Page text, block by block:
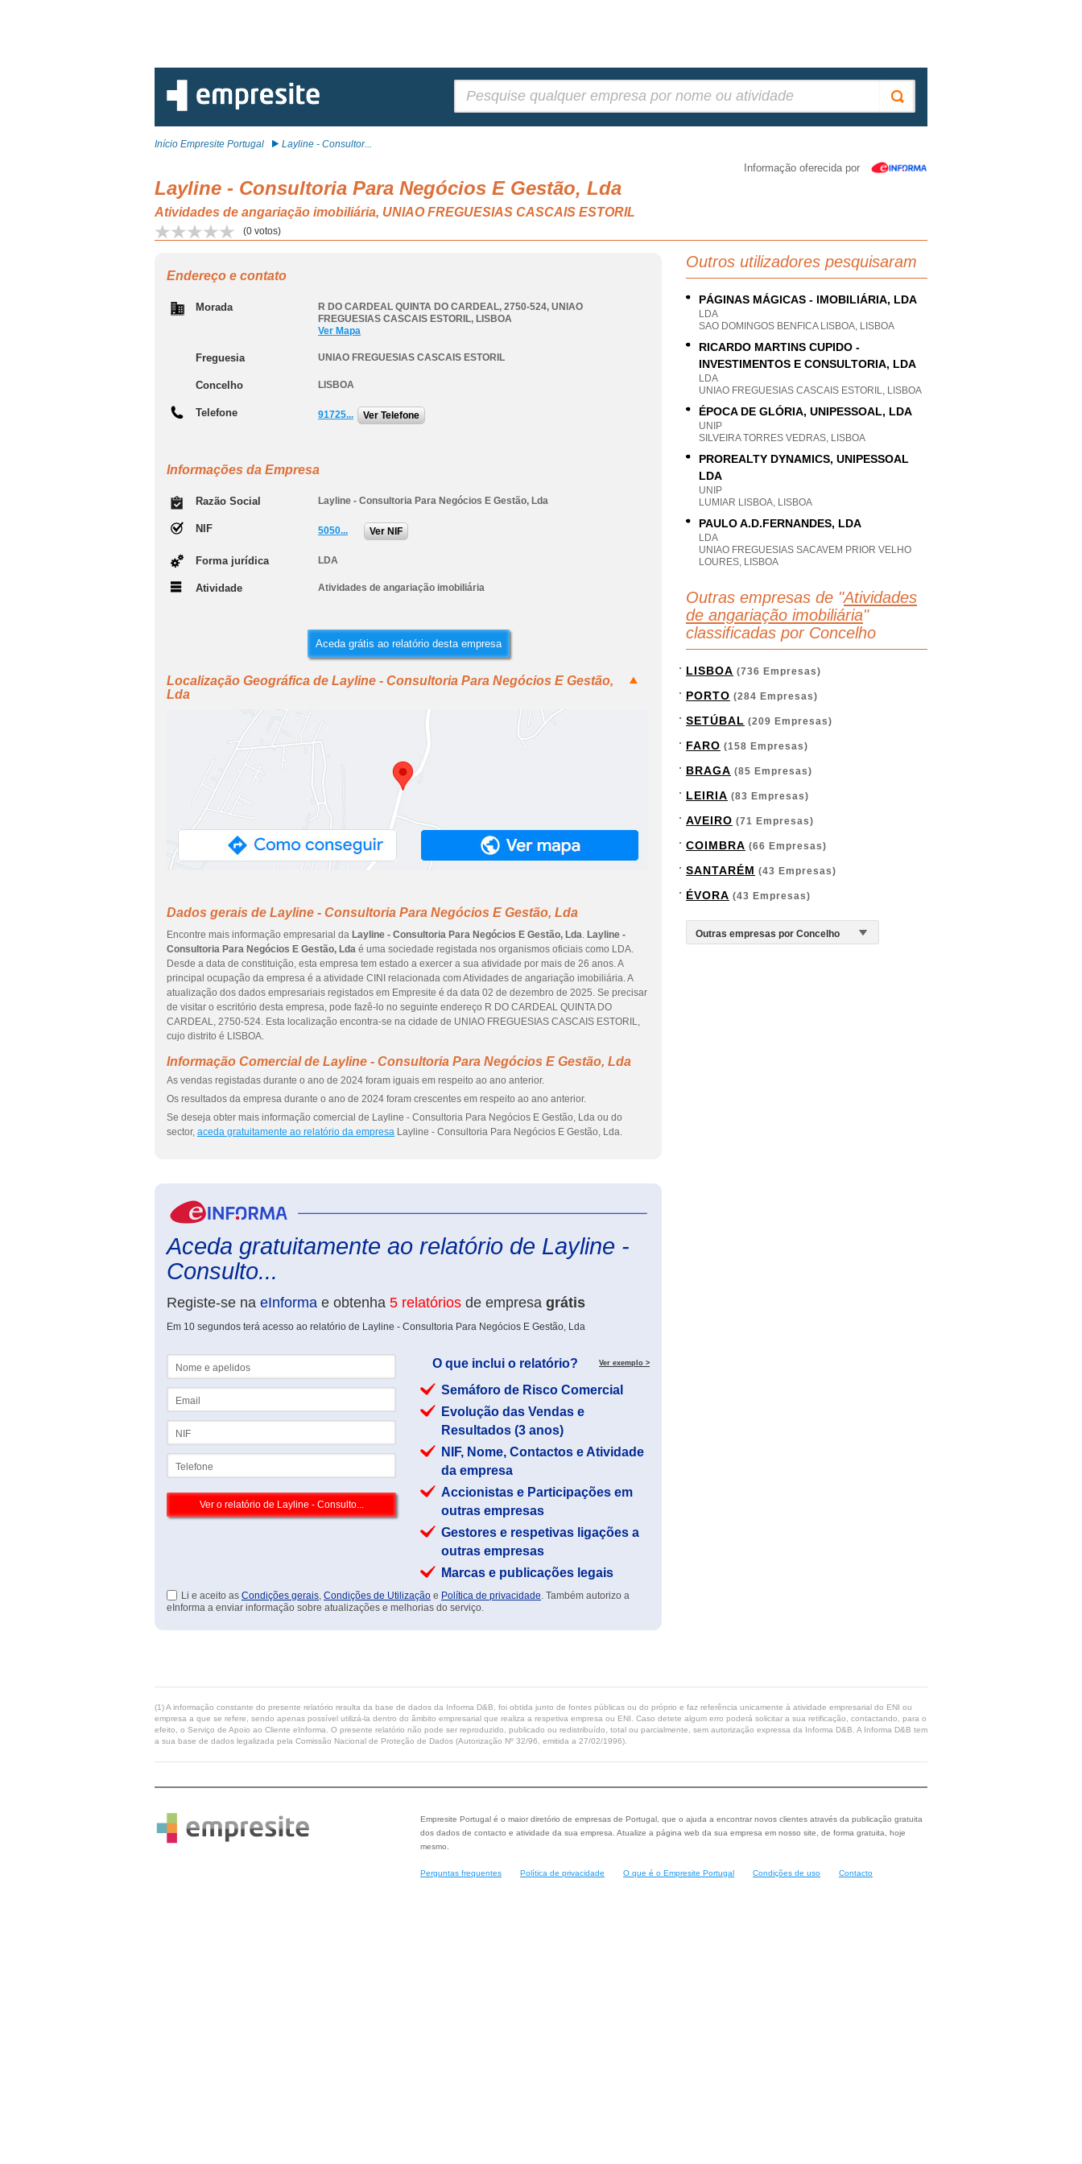
Início Empresite Portugal Layline - Consultor...
Informação oferecida por
Layline - Consultoria Para Negócios E Gestão, Lda
Atividades de angariação imobiliária, UNIAO FREGUESIAS CASCAIS ESTORIL
(0 votos)
Endereço e contato
Morada R DO CARDEAL QUINTA DO CARDEAL, 2750-524, UNIAO
FREGUESIAS CASCAIS ESTORIL, LISBOA
Ver Mapa
Freguesia UNIAO FREGUESIAS CASCAIS ESTORIL
Concelho LISBOA
Telefone 91725... Ver Telefone
Informações da Empresa
Razão Social Layline - Consultoria Para Negócios E Gestão, Lda
NIF 5050... Ver NIF
Forma jurídica LDA
Atividade Atividades de angariação imobiliária
Aceda grátis ao relatório desta empresa
Localização Geográfica de Layline - Consultoria Para Negócios E Gestão,
Lda
Dados gerais de Layline - Consultoria Para Negócios E Gestão, Lda
Encontre mais informação empresarial da Layline - Consultoria Para Negócios E Gestão, Lda. Layline -
Consultoria Para Negócios E Gestão, Lda é uma sociedade registada nos organismos oficiais como LDA.
Desde a data de constituição, esta empresa tem estado a exercer a sua atividade por mais de 26 anos. A
principal ocupação da empresa é a atividade CINI relacionada com Atividades de angariação imobiliária. A
atualização dos dados empresariais registados em Empresite é da data 02 de dezembro de 2025. Se precisar
de visitar o escritório desta empresa, pode fazê-lo no seguinte endereço R DO CARDEAL QUINTA DO
CARDEAL, 2750-524. Esta localização encontra-se na cidade de UNIAO FREGUESIAS CASCAIS ESTORIL,
cujo distrito é LISBOA.
Informação Comercial de Layline - Consultoria Para Negócios E Gestão, Lda
As vendas registadas durante o ano de 2024 foram iguais em respeito ao ano anterior.
Os resultados da empresa durante o ano de 2024 foram crescentes em respeito ao ano anterior.
Se deseja obter mais informação comercial de Layline - Consultoria Para Negócios E Gestão, Lda ou do
sector, aceda gratuitamente ao relatório da empresa Layline - Consultoria Para Negócios E Gestão, Lda.
Aceda gratuitamente ao relatório de Layline -
Consulto...
Registe-se na eInforma e obtenha 5 relatórios de empresa grátis
Em 10 segundos terá acesso ao relatório de Layline - Consultoria Para Negócios E Gestão, Lda
O que inclui o relatório? Ver exemplo >
Semáforo de Risco Comercial
Evolução das Vendas e
Resultados (3 anos)
NIF, Nome, Contactos e Atividade
da empresa
Accionistas e Participações em
outras empresas
Gestores e respetivas ligações a
outras empresas
Marcas e publicações legais
Li e aceito as Condições gerais, Condições de Utilização e Política de privacidade. Também autorizo a
eInforma a enviar informação sobre atualizações e melhorias do serviço.
Outros utilizadores pesquisaram
PÁGINAS MÁGICAS - IMOBILIÁRIA, LDA
LDA
SAO DOMINGOS BENFICA LISBOA, LISBOA
RICARDO MARTINS CUPIDO -
INVESTIMENTOS E CONSULTORIA, LDA
LDA
UNIAO FREGUESIAS CASCAIS ESTORIL, LISBOA
ÉPOCA DE GLÓRIA, UNIPESSOAL, LDA
UNIP
SILVEIRA TORRES VEDRAS, LISBOA
PROREALTY DYNAMICS, UNIPESSOAL
LDA
UNIP
LUMIAR LISBOA, LISBOA
PAULO A.D.FERNANDES, LDA
LDA
UNIAO FREGUESIAS SACAVEM PRIOR VELHO
LOURES, LISBOA
Outras empresas de "Atividades
de angariação imobiliária"
classificadas por Concelho
LISBOA (736 Empresas)
PORTO (284 Empresas)
SETÚBAL (209 Empresas)
FARO (158 Empresas)
BRAGA (85 Empresas)
LEIRIA (83 Empresas)
AVEIRO (71 Empresas)
COIMBRA (66 Empresas)
SANTARÉM (43 Empresas)
ÉVORA (43 Empresas)
(1) A informação constante do presente relatório resulta da base de dados da Informa D&B, foi obtida junto de fontes públicas ou do próprio e faz referência unicamente à atividade empresarial do ENI ou
empresa a que se refere, sendo apenas possível utilizá-la dentro do âmbito empresarial que realiza a respetiva empresa ou ENI. Caso detete algum erro poderá solicitar a sua retificação, contactando, para o
efeito, o Serviço de Apoio ao Cliente eInforma. O presente relatório não pode ser reproduzido, publicado ou redistribuído, total ou parcialmente, sem autorização expressa da Informa D&B. A Informa D&B tem
a sua base de dados legalizada pela Comissão Nacional de Proteção de Dados (Autorização Nº 32/96, emitida a 27/02/1996).
Empresite Portugal é o maior diretório de empresas de Portugal, que o ajuda a encontrar novos clientes através da publicação gratuita
dos dados de contacto e atividade da sua empresa. Atualize a página web da sua empresa em nosso site, de forma gratuita, hoje
mesmo.
Perguntas frequentes Política de privacidade O que é o Empresite Portugal Condições de uso Contacto